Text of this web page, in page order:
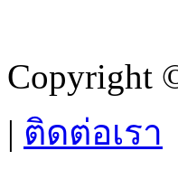
Copyright
| ติดต่อเรา